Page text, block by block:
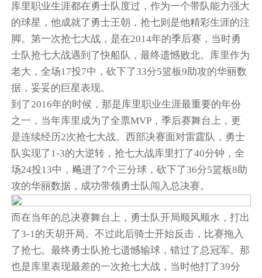
库里职业生涯都在勇士队度过，作为一个带队能力强大
的球星，他成就了勇士王朝，抢七则是他精彩生涯的注
脚。第一次抢七大战，是在2014年的季后赛，当时勇
士队抢七大战遇到了快船队，最终遗憾败北。库里作为
老大，全场17投7中，砍下了33分5篮板9助攻的华丽数
据，妥妥的巨星表现。
到了2016年的时候，那是库里职业生涯最重要的年份
之一，当年库里成为了全票MVP，季后赛舞台上，更
是连续经历2次抢七大战。西部决赛面对雷霆队，勇士
队实现了1-3的大逆转，抢七大战库里打了40分钟，全
场24投13中，飚进了7个三分球，砍下了36分5篮板8助
攻的华丽数据，成功带领勇士队闯入总决赛。
而在当年的总决赛舞台上，勇士队开局顺风顺水，打出
了3-1的天胡开局。不过此后骑士开始反击，比赛拖入
了抢七。最终勇士队抢七遗憾输球，错过了总冠军。那
也是库里表现最差的一次抢七大战，当时他打了39分